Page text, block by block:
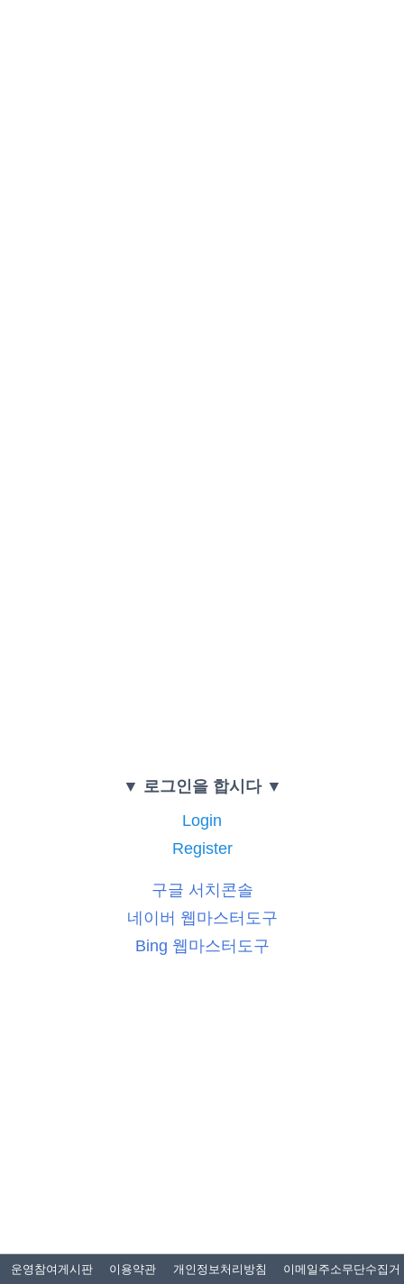
▼ 로그인을 합시다 ▼
Login
Register
구글 서치콘솔
네이버 웹마스터도구
Bing 웹마스터도구
운영참여게시판 이용약관 개인정보처리방침 이메일주소무단수집거